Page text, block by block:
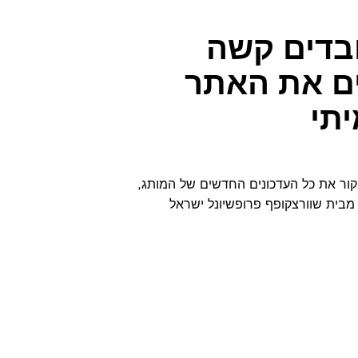
קשה
את האתר
את כל העדכונים החדשים של המותג,
שוורצקופף פרופשיונל ישראל